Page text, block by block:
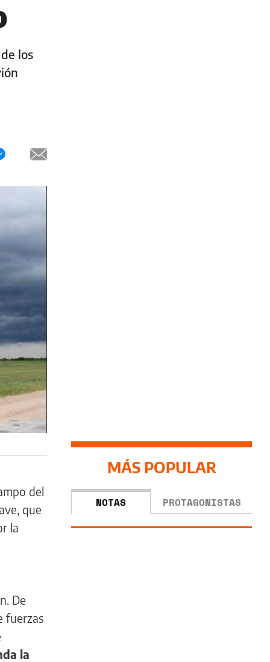
los
del
que
la
De
fuerzas
la
MÁS POPULAR
NOTAS PROTAGONISTAS